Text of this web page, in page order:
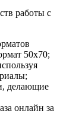
работы с
50х70;
делающие
онлайн за